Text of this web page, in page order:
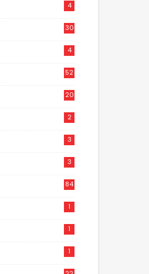
4
30
4
52
20
2
3
3
84
1
1
1